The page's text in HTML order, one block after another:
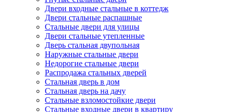
Двери входные стальные в коттедж
Двери стальные распашные
Стальные двери для улицы
Двери стальные утепленные
Дверь стальная двупольная
Наружные стальные двери
Недорогие стальные двери
Распродажа стальных дверей
Стальная дверь в дом
Стальная дверь на дачу
Стальные взломостойкие двери
Стальные входные двери в квартиру